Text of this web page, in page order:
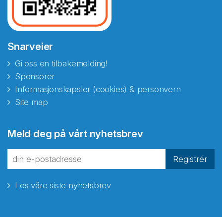
Snarveier
Gi oss en tilbakemelding!
Sponsorer
Informasjonskapsler (cookies) & personvern
Site map
Meld deg på vårt nyhetsbrev
Registrér
Les våre siste nyhetsbrev
fra Norecopa